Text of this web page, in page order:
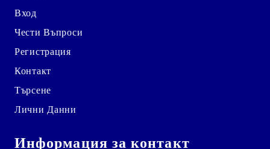
Вход
Чести Въпроси
Регистрация
Контакт
Търсене
Лични Данни
Информация за контакт